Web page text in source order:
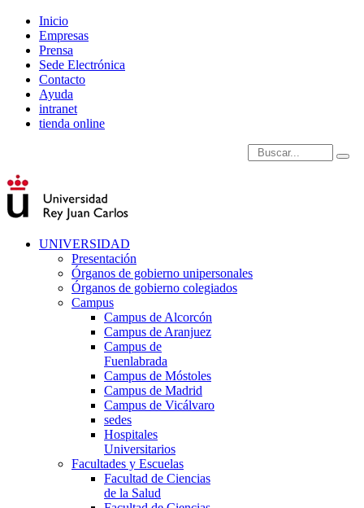
Inicio
Empresas
Prensa
Sede Electrónica
Contacto
Ayuda
intranet
tienda online
Introduce términos de
UNIVERSIDAD
Presentación
Órganos de gobierno unipersonales
Órganos de gobierno colegiados
Campus
Campus de Alcorcón
Campus de Aranjuez
Campus de
Fuenlabrada
Campus de Móstoles
Campus de Madrid
Campus de Vicálvaro
sedes
Hospitales
Universitarios
Facultades y Escuelas
Facultad de Ciencias
de la Salud